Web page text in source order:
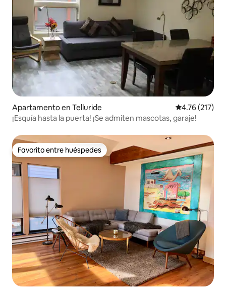
Apartamento en Telluride Calificación
4.76 (217)
¡Esquía hasta la puerta! ¡Se admiten mascotas, garaje!
Favorito entre huéspedes
Favorito entre huéspedes